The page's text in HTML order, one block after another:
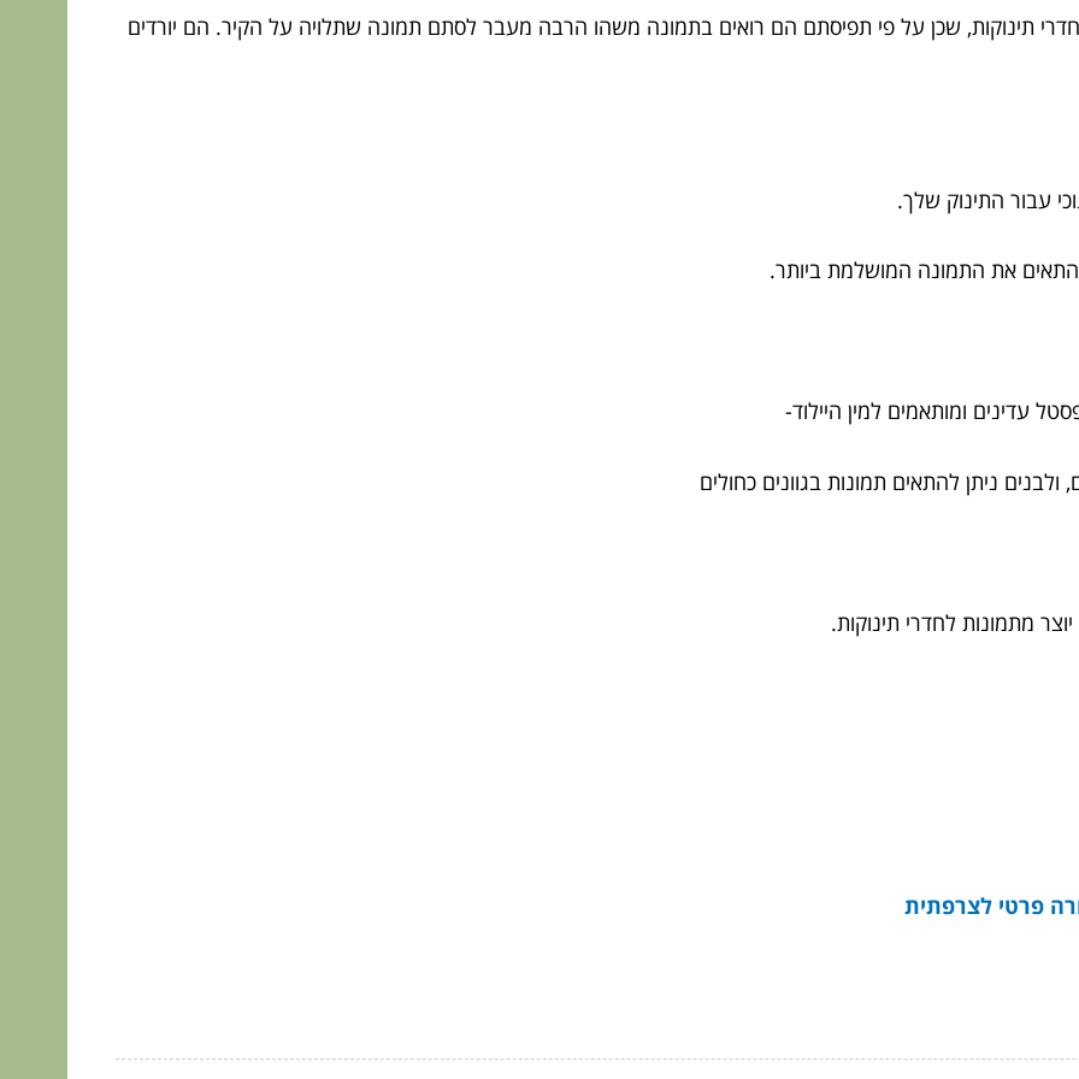
תינוקות, שכן על פי תפיסתם הם רואים בתמונה משהו הרבה מעבר לסתם תמונה שתלויה על הקיר. הם יורדים
עבור התינוק שלך.
את התמונה המושלמת ביותר.
עדינים ומותאמים למין היילוד-
ולבנים ניתן להתאים תמונות בגוונים כחולים
מתמונות לחדרי תינוקות.
פרטי לצרפתית